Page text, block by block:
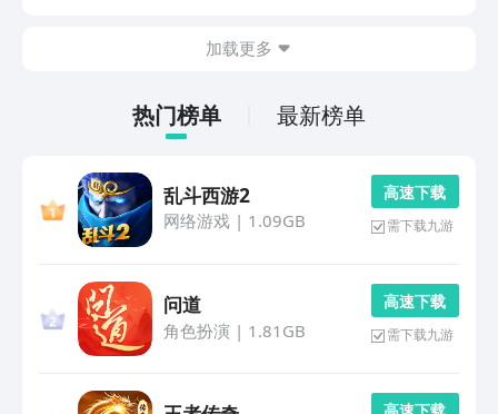
加载更多
热门榜单 最新榜单
乱斗西游2
网络游戏| 1.09GB
高 速 下 载
需下载九游
问道
角色扮演 | 1.81GB
高 速 下 载
需下载九游